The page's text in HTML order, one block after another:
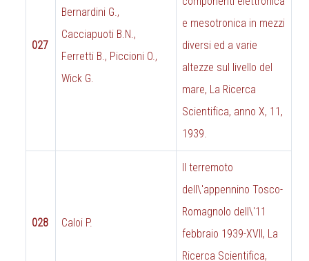
027
Bernardini G.,
Cacciapuoti B.N.,
Ferretti B., Piccioni O.,
Wick G.
e mesotronica in mezzi
diversi ed a varie
altezze sul livello del
mare, La Ricerca
Scientifica, anno X, 11,
1939.
028 Caloi P.
Il terremoto
dell\'appennino Tosco-
Romagnolo dell\'11
febbraio 1939-XVII, La
Ricerca Scientifica,